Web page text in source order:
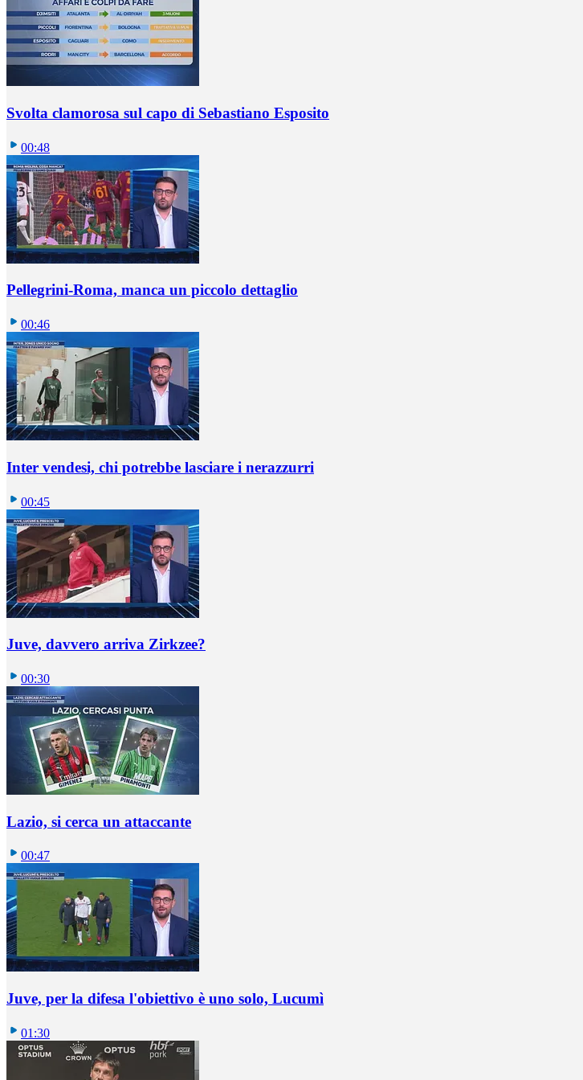
Svolta clamorosa sul capo di Sebastiano Esposito
00:48
Pellegrini-Roma, manca un piccolo dettaglio
00:46
Inter vendesi, chi potrebbe lasciare i nerazzurri
00:45
Juve, davvero arriva Zirkzee?
00:30
Lazio, si cerca un attaccante
00:47
Juve, per la difesa l'obiettivo è uno solo, Lucumì
01:30